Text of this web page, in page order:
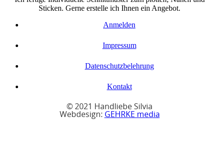
Sticken. Gerne erstelle ich Ihnen ein Angebot.
Anmelden
Impressum
Datenschutzbelehrung
Kontakt
© 2021 Handliebe Silvia
Webdesign: GEHRKE media